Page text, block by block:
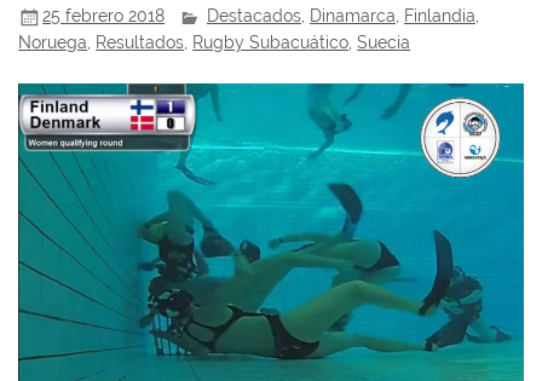
25 febrero 2018 Destacados, Dinamarca, Finlandia,
Noruega
Resultados Rugby Subacuático ,Suecia